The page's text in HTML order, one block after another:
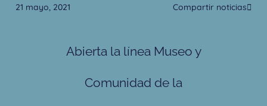
21 mayo, 2021 Compartir noticias
Abierta la línea Museo y
Comunidad de la